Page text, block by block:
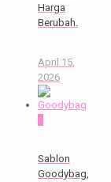
Harga
Berubah.
April 15,
2026
Sablon
Goodybag,